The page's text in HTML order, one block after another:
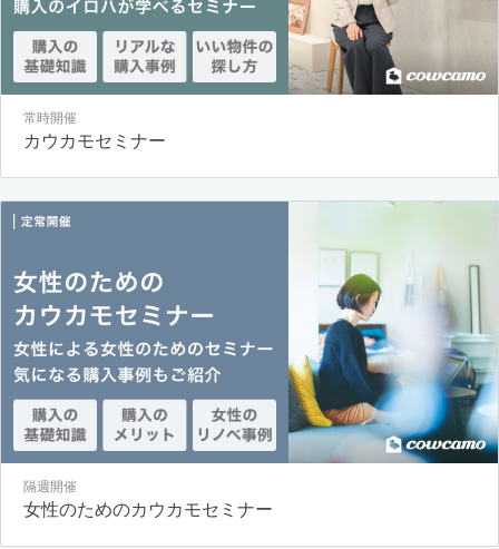
常時開催
カウカモセミナー
隔週開催
女性のためのカウカモセミナー